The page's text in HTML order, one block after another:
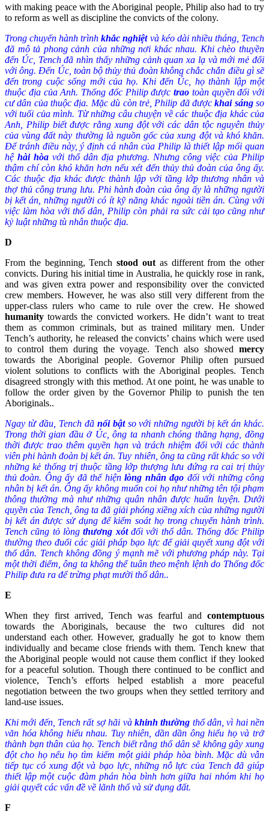
with making peace with the Aboriginal people, Philip also had to try
to reform as well as discipline the convicts of the colony.
Trong chuyến hành trìnhkhắc nghiệt và kéo dài nhiều tháng, Tench
đã mô tả phong cảnh của những nơi khác nhau. Khi chèo thuyền
đến Úc, Tench đã nhìn thấy những cảnh quan xa lạ và mới mẻ đối
với ông. Đến Úc, toàn bộ thủy thủ đoàn không chắc chắn điều gì sẽ
đến trong cuộc sống mới của họ. Khi đến Úc, họ thành lập một
thuộc địa của Anh. Thống đốc Philip được trao toàn quyền đối với
cư dân của thuộc địa. Mặc dù còn trẻ, Philip đã đượckhai sángso
với tuổi của mình. Từ những câu chuyện về các thuộc địa khác của
Anh, Philip biết được rằng xung đột với các dân tộc nguyên thủy
của vùng đất này thường là nguồn gốc của xung đột và khó khăn.
Để tránh điều này, ý định cá nhân của Philip là thiết lập mối quan
hệ hài hòa với thổ dân địa phương. Nhưng công việc của Philip
thậm chí còn khó khăn hơn nếu xét đến thủy thủ đoàn của ông ấy.
Các thuộc địa khác được thành lập với tầng lớp thương nhân và
thợ thủ công trung lưu. Phi hành đoàn của ông ấy là những người
bị kết án, những người có ít kỹ năng khác ngoài tiền án. Cùng với
việc làm hòa với thổ dân, Philip còn phải ra sức cải tạo cũng như
kỷ luật những tù nhân thuộc địa.
D
From the beginning, Tenchstood out as different from the other
convicts. During his initial time in Australia, he quickly rose in rank,
and was given extra power and responsibility over the convicted
crew members. However, he was also still very different from the
upper-class rulers who came to rule over the crew. He showed
humanitytowards the convicted workers. He didn’t want to treat
them as common criminals, but as trained military men. Under
Tench’s authority, he released the convicts’ chains which were used
to control them during the voyage. Tench also showed mercy
towards the Aboriginal people. Governor Philip often pursued
violent solutions to conflicts with the Aboriginal peoples. Tench
disagreed strongly with this method. At one point, he was unable to
follow the order given by the Governor Philip to punish the ten
Aboriginals..
Ngay từ đầu, Tench đã nổi bậtso với những người bị kết án khác.
Trong thời gian đầu ở Úc, ông ta nhanh chóng thăng hạng, đồng
thời được trao thêm quyền hạn và trách nhiệm đối với các thành
viên phi hành đoàn bị kết án. Tuy nhiên, ông ta cũng rất khác so với
những kẻ thống trị thuộc tầng lớp thượng lưu đứng ra cai trị thủy
thủ đoàn. Ông ấy đã thể hiệnlòng nhân đạo đối với những công
nhân bị kết án. Ông ấy không muốn coi họ như những tên tội phạm
thông thường mà như những quân nhân được huấn luyện. Dưới
quyền của Tench, ông ta đã giải phóng xiềng xích của những người
bị kết án được sử dụng để kiểm soát họ trong chuyến hành trình.
Tench cũng tỏ lòngthương xótđối với thổ dân. Thống đốc Philip
thường theo đuổi các giải pháp bạo lực để giải quyết xung đột với
thổ dân. Tench không đồng ý mạnh mẽ với phương pháp này. Tại
một thời điểm, ông ta không thể tuân theo mệnh lệnh do Thống đốc
Philip đưa ra để trừng phạt mười thổ dân..
E
When they first arrived, Tench was fearful and contemptuous
towards the Aboriginals, because the two cultures did not
understand each other. However, gradually he got to know them
individually and became close friends with them. Tench knew that
the Aboriginal people would not cause them conflict if they looked
for a peaceful solution. Though there continued to be conflict and
violence, Tench’s efforts helped establish a more peaceful
negotiation between the two groups when they settled territory and
land-use issues.
Khi mới đến, Tench rất sợ hãi và khinh thường thổ dân, vì hai nền
văn hóa không hiểu nhau. Tuy nhiên, dần dần ông hiểu họ và trở
thành bạn thân của họ. Tench biết rằng thổ dân sẽ không gây xung
đột cho họ nếu họ tìm kiếm một giải pháp hòa bình. Mặc dù vẫn
tiếp tục có xung đột và bạo lực, những nỗ lực của Tench đã giúp
thiết lập một cuộc đàm phán hòa bình hơn giữa hai nhóm khi họ
giải quyết các vấn đề về lãnh thổ và sử dụng đất.
F